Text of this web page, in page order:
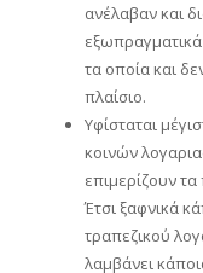
ανέλαβαν και
εξωπραγματικά
τα οποία και
πλαίσιο.
Υφίσταται
κοινών
επιμερίζουν
Έτσι ξαφνικά
τραπεζικού
λαμβάνει